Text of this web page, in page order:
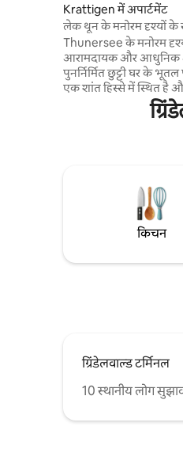
Krattigen में अपार्टमेंट
लेक थून के मनोरम दृश्यों
Thunersee के मनोरम
आरामदायक और आधुनिक
पुनर्निर्मित छुट्टी घर के
एक शांत हिस्से में स्थित है
भ्रमण के लिए शुरुआती बिंदु
आदर्श। झील के दृश्य और
पैदल यात्रा के निशान,
Interlaken,
किचन
ग्रिंडेलवाल्ड टर्मिनल
10 स्थानीय लोग